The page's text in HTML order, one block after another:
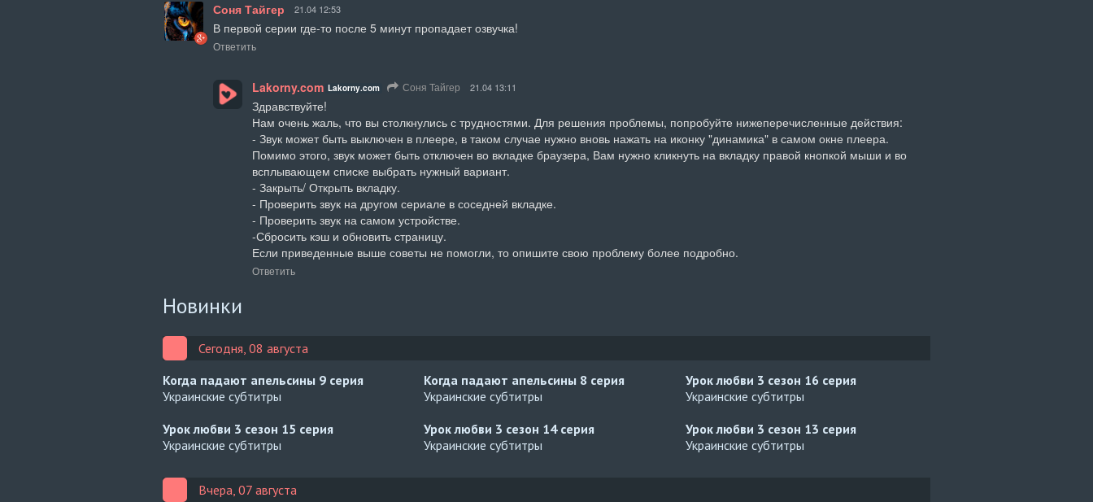
Соня Тайгер 21.04 12:53
В первой серии где-то после 5 минут пропадает озвучка!
Ответить
Lakorny.com Lakorny.com Соня Тайгер 21.04 13:11
Здравствуйте!
Нам очень жаль, что вы столкнулись с трудностями. Для решения проблемы, попробуйте нижеперечисленные действия:
- Звук может быть выключен в плеере, в таком случае нужно вновь нажать на иконку "динамика" в самом окне плеера.
Помимо этого, звук может быть отключен во вкладке браузера, Вам нужно кликнуть на вкладку правой кнопкой мыши и во
всплывающем списке выбрать нужный вариант.
- Закрыть/ Открыть вкладку.
- Проверить звук на другом сериале в соседней вкладке.
- Проверить звук на самом устройстве.
-Сбросить кэш и обновить страницу.
Если приведенные выше советы не помогли, то опишите свою проблему более подробно.
Ответить
Новинки
Сегодня, 08 августа
Когда падают апельсины 9 серия
Украинские субтитры
Когда падают апельсины 8 серия
Украинские субтитры
Урок любви 3 сезон 16 серия
Украинские субтитры
Урок любви 3 сезон 15 серия
Украинские субтитры
Урок любви 3 сезон 14 серия
Украинские субтитры
Урок любви 3 сезон 13 серия
Украинские субтитры
Вчера, 07 августа